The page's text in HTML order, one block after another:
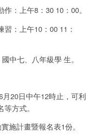
：上午8：30 10：00。
：上午10：00 11：
中七、八年級學 生。
20日中午12時止，可利
方式。
施計畫暨報名表1份。